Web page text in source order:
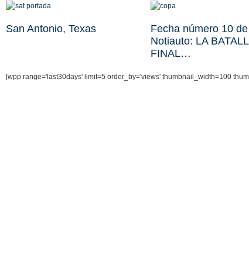
San Antonio, Texas
Fecha número 10
Notiauto: LA
FINAL…
[wpp range='last30days' limit=5 order_by='views' thumbnail_width=100